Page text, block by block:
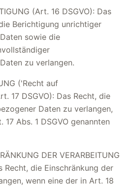
(Art. 16 DSGVO): Das
Berichtigung unrichtiger
sowie die
zu verlangen.
('Recht auf
17 DSGVO): Das Recht, die
Daten zu verlangen,
Abs. 1 DSGVO genannten
DER VERARBEITUNG
Recht, die Einschränkung der
wenn eine der in Art. 18